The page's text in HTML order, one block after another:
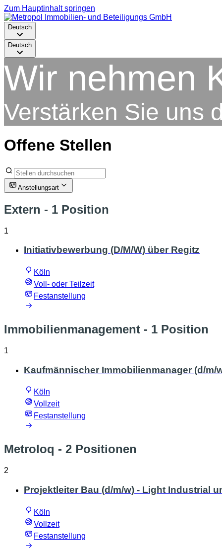
Zum Hauptinhalt springen
Deutsch
Deutsch
Wir nehmen
Verstärken Sie uns
Offene Stellen
Anstellungsart
Extern - 1 Position
1
Initiativbewerbung (D/M/W) über Regitz
Köln
Voll- oder Teilzeit
Festanstellung
Immobilienmanagement - 1 Position
1
Kaufmännischer Immobilienmanager (d/m/
Köln
Vollzeit
Festanstellung
Metroloq - 2 Positionen
2
Projektleiter Bau (d/m/w) - Light Industrial
Köln
Vollzeit
Festanstellung